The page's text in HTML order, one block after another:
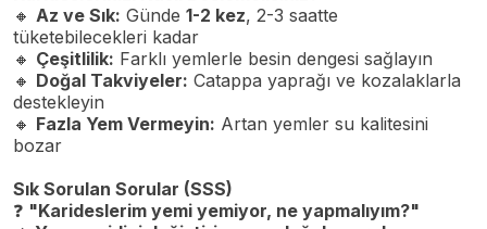
🔸 Az ve Sık: Günde 1-2 kez, 2-3 saatte
tüketebilecekleri kadar
🔸 Çeşitlilik: Farklı yemlerle besin dengesi sağlayın
🔸 Doğal Takviyeler: Catappa yaprağı ve kozalaklarla
destekleyin
🔸 Fazla Yem Vermeyin: Artan yemler su kalitesini
bozar
Sık Sorulan Sorular (SSS)
❓ "Karideslerim yemi yemiyor, ne yapmalıyım?"